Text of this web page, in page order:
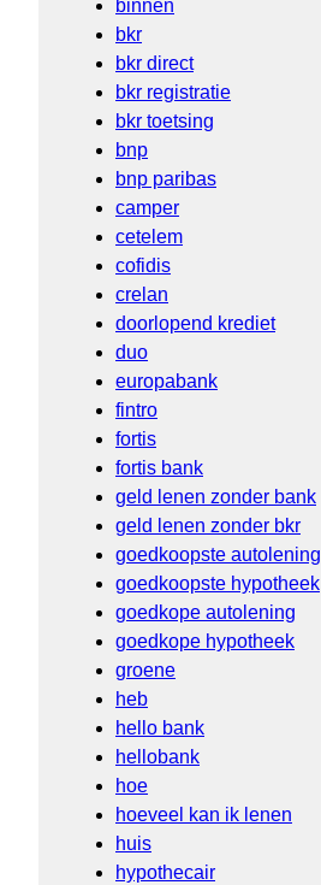
binnen
bkr
bkr direct
bkr registratie
bkr toetsing
bnp
bnp paribas
camper
cetelem
cofidis
crelan
doorlopend krediet
duo
europabank
fintro
fortis
fortis bank
geld lenen zonder bank
geld lenen zonder bkr
goedkoopste autolening
goedkoopste hypotheek
goedkope autolening
goedkope hypotheek
groene
heb
hello bank
hellobank
hoe
hoeveel kan ik lenen
huis
hypothecair